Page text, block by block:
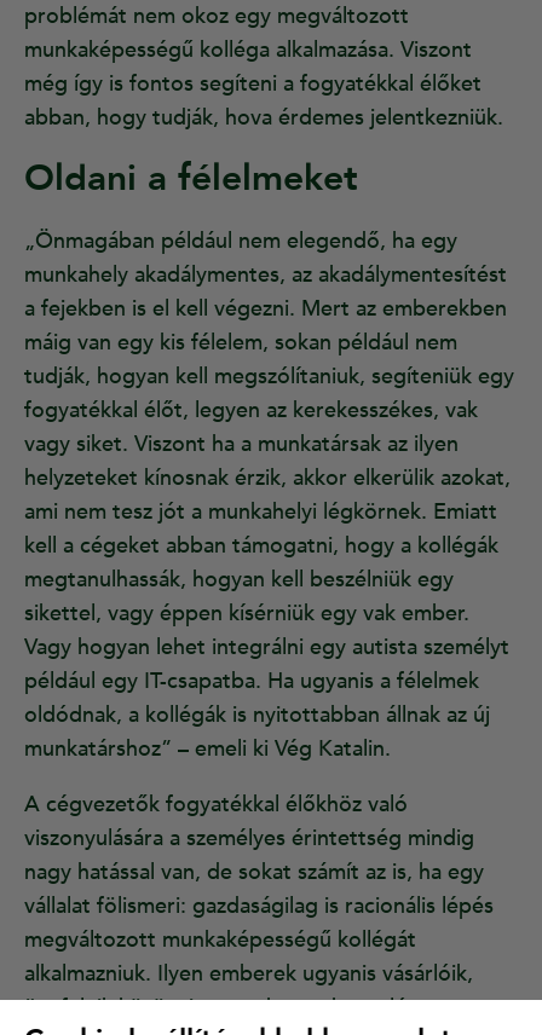
problémát nem okoz egy megváltozott
munkaképességű kolléga alkalmazása. Viszont
még így is fontos segíteni a fogyatékkal élőket
abban, hogy tudják, hova érdemes jelentkezniük.
Oldani a félelmeket
„Önmagában például nem elegendő, ha egy
munkahely akadálymentes, az akadálymentesítést
a fejekben is el kell végezni. Mert az emberekben
máig van egy kis félelem, sokan például nem
tudják, hogyan kell megszólítaniuk, segíteniük egy
fogyatékkal élőt, legyen az kerekesszékes, vak
vagy siket. Viszont ha a munkatársak az ilyen
helyzeteket kínosnak érzik, akkor elkerülik azokat,
ami nem tesz jót a munkahelyi légkörnek. Emiatt
kell a cégeket abban támogatni, hogy a kollégák
megtanulhassák, hogyan kell beszélniük egy
sikettel, vagy éppen kísérniük egy vak ember.
Vagy hogyan lehet integrálni egy autista személyt
például egy IT-csapatba. Ha ugyanis a félelmek
oldódnak, a kollégák is nyitottabban állnak az új
munkatárshoz” – emeli ki Vég Katalin.
A cégvezetők fogyatékkal élőkhöz való
viszonyulására a személyes érintettség mindig
nagy hatással van, de sokat számít az is, ha egy
vállalat fölismeri: gazdaságilag is racionális lépés
megváltozott munkaképességű kollégát
alkalmazniuk. Ilyen emberek ugyanis vásárlóik,
ügyfeleik között is vannak, egy hasonló